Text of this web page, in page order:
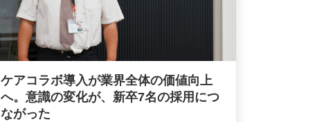
ケアコラボ導入が業界全体の価値向上
へ。意識の変化が、新卒7名の採用につ
ながった